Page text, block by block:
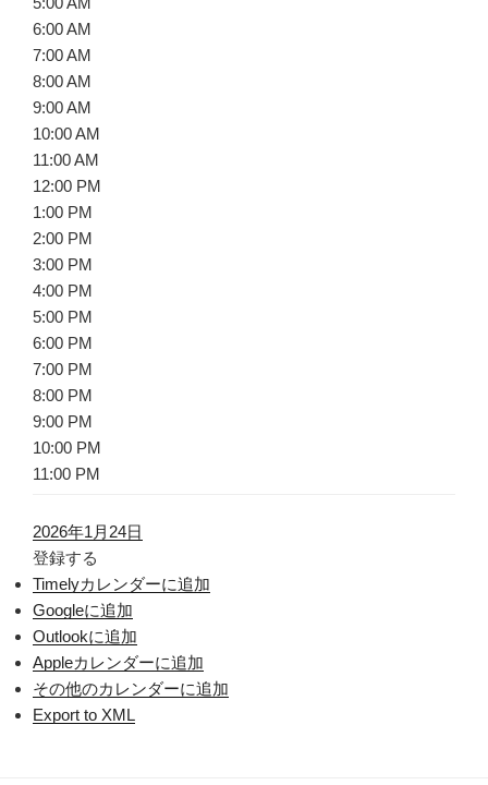
6:00 AM
7:00 AM
8:00 AM
9:00 AM
10:00 AM
11:00 AM
12:00 PM
1:00 PM
2:00 PM
3:00 PM
4:00 PM
5:00 PM
6:00 PM
7:00 PM
8:00 PM
9:00 PM
10:00 PM
11:00 PM
2026年1月24日
登録する
Timelyカレンダーに追加
Googleに追加
Outlookに追加
Appleカレンダーに追加
その他のカレンダーに追加
Export to XML